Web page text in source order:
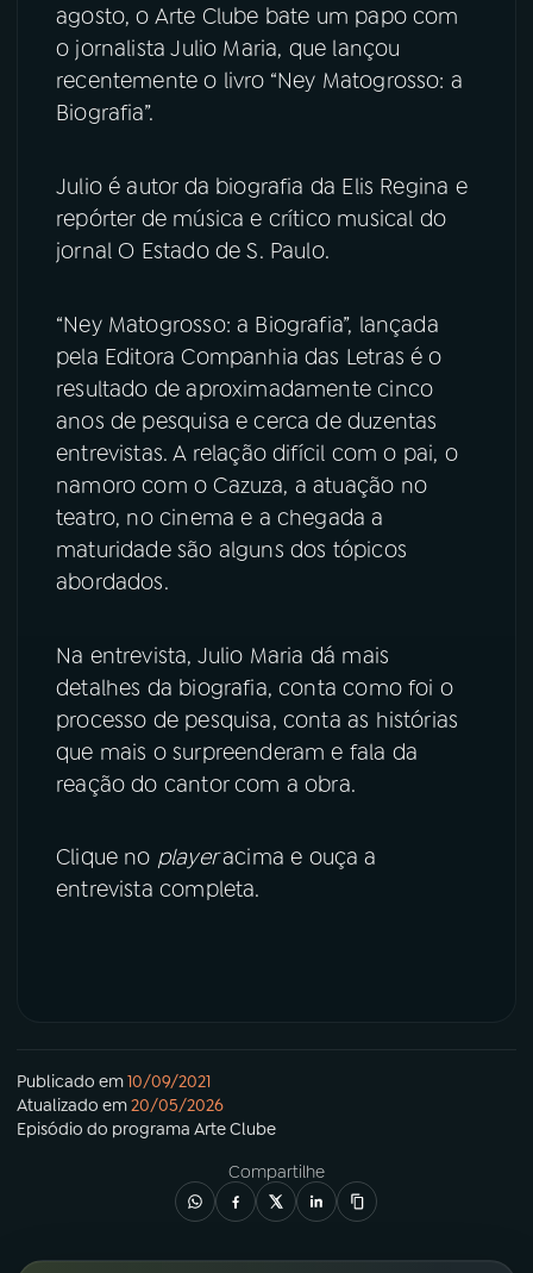
08PRÊMIO RÁDIO MEC
ACOMPANHE A RÁDIO MEC
YouTube Facebook
Instagram
agosto, o Arte Clube bate um papo com
o jornalista Julio Maria, que lançou
recentemente o livro “Ney Matogrosso: a
Biografia”.
Julio é autor da biografia da Elis Regina e
repórter de música e crítico musical do
jornal O Estado de S. Paulo.
“Ney Matogrosso: a Biografia”, lançada
pela Editora Companhia das Letras é o
resultado de aproximadamente cinco
anos de pesquisa e cerca de duzentas
entrevistas. A relação difícil com o pai, o
namoro com o Cazuza, a atuação no
teatro, no cinema e a chegada a
maturidade são alguns dos tópicos
abordados.
Na entrevista, Julio Maria dá mais
detalhes da biografia, conta como foi o
processo de pesquisa, conta as histórias
que mais o surpreenderam e fala da
reação do cantor com a obra.
Clique no playeracima e ouça a
entrevista completa.
Publicado em10/09/2021
Atualizado em20/05/2026
Episódio do programa Arte Clube
Compartilhe